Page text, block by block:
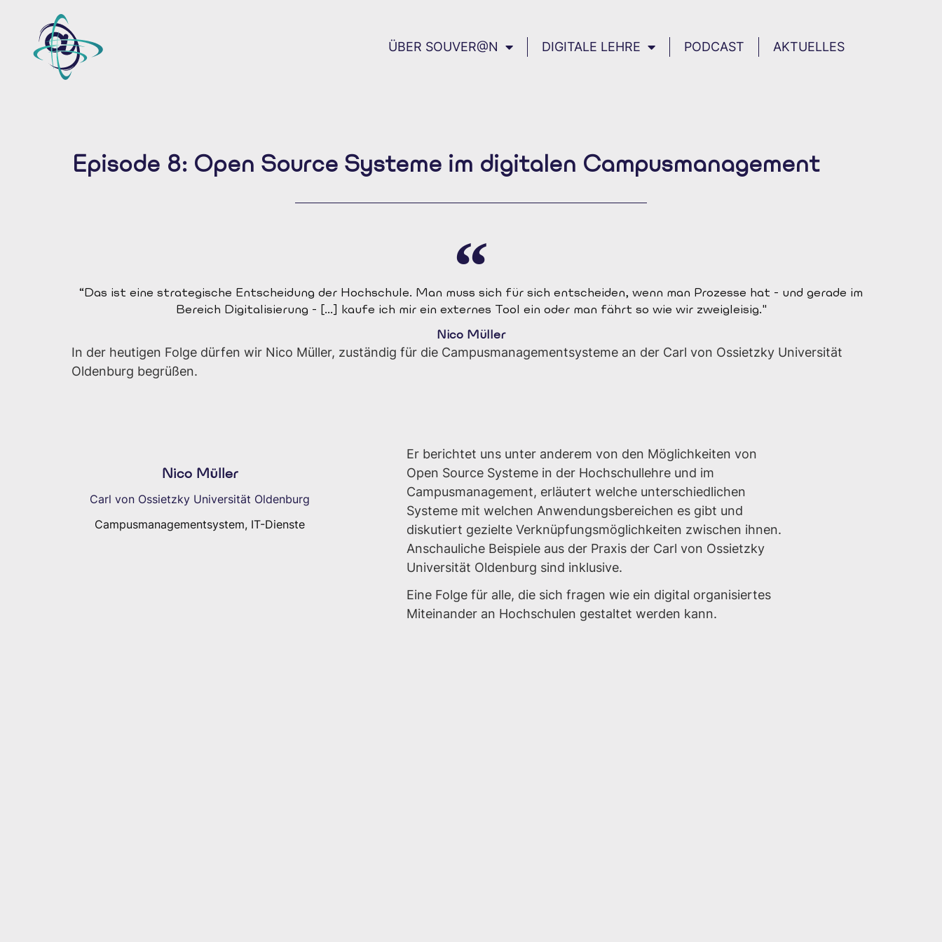
ÜBER SOUVER@N DIGITALE LEHRE PODCAST AKTUELLES
Episode 8: Open Source Systeme im digitalen Campusmanagement
“Das ist eine strategische Entscheidung der Hochschule. Man muss sich für sich entscheiden, wenn man Prozesse hat - und gerade im
Bereich Digitalisierung - [...] kaufe ich mir ein externes Tool ein oder man fährt so wie wir zweigleisig."
Nico Müller
In der heutigen Folge dürfen wir Nico Müller, zuständig für die Campusmanagementsysteme an der Carl von Ossietzky Universität
Oldenburg begrüßen.
Nico Müller
Carl von Ossietzky Universität Oldenburg
Campusmanagementsystem, IT-Dienste
Er berichtet uns unter anderem von den Möglichkeiten von
Open Source Systeme in der Hochschullehre und im
Campusmanagement, erläutert welche unterschiedlichen
Systeme mit welchen Anwendungsbereichen es gibt und
diskutiert gezielte Verknüpfungsmöglichkeiten zwischen ihnen.
Anschauliche Beispiele aus der Praxis der Carl von Ossietzky
Universität Oldenburg sind inklusive.
Eine Folge für alle, die sich fragen wie ein digital organisiertes
Miteinander an Hochschulen gestaltet werden kann.